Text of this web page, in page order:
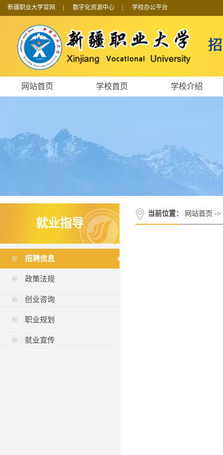
新疆职业大学官网 数字化资源中心 学校办公平台
网站首页 学校首页 学校介绍
就业指导
招聘信息
政策法规
创业咨询
职业规划
就业宣传
当前位置： 网站首页 ->